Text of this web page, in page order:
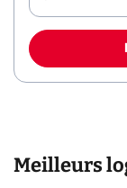
Meilleurs